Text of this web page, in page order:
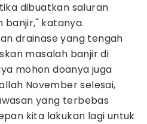
dibuatkan saluran
banjir," katanya.
drainase yang tengah
masalah banjir di
mohon doanya juga
November selesai,
yang terbebas
kita lakukan lagi untuk